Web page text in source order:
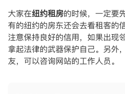
大家在纽约租房的时候，一定要
有的纽约的房东还会去看租客的
注意保持良好的信用，如果出现
拿起法律的武器保护自己。另外
友，可以咨询网站的工作人员。